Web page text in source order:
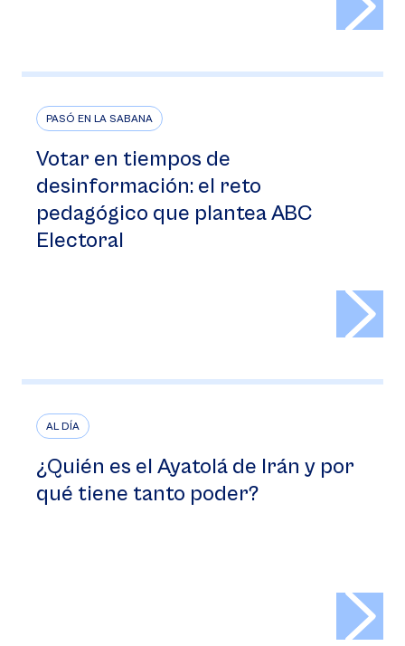
PASÓ EN LA SABANA
Votar en tiempos de
desinformación: el reto
pedagógico que plantea ABC
Electoral
AL DÍA
¿Quién es el Ayatolá de Irán y por
qué tiene tanto poder?